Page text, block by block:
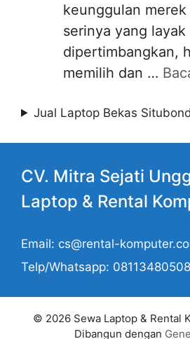
keunggulan
serinya yang layak
dipertimbangkan,
memilih dan …
Jual Laptop Bekas
CV. Mitra Sejati
Laptop & Rental
Email: cs@rental-
Telp/Whatsapp: 08113480508
© 2026 Sewa Laptop & Rental
Dibangun dengan